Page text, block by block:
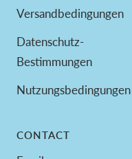
Versandbedingungen
Datenschutz-
Bestimmungen
Nutzungsbedingungen
CONTACT